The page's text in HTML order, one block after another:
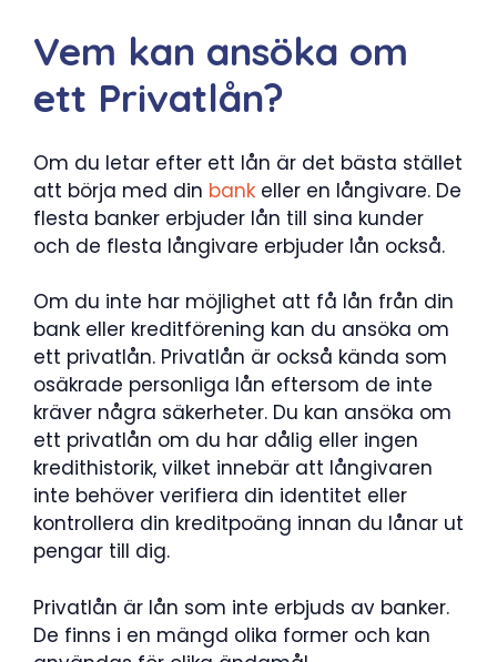
Vem kan ansöka om
ett Privatlån?
Om du letar efter ett lån är det bästa stället
att börja med din bank eller en långivare. De
flesta banker erbjuder lån till sina kunder
och de flesta långivare erbjuder lån också.
Om du inte har möjlighet att få lån från din
bank eller kreditförening kan du ansöka om
ett privatlån. Privatlån är också kända som
osäkrade personliga lån eftersom de inte
kräver några säkerheter. Du kan ansöka om
ett privatlån om du har dålig eller ingen
kredithistorik, vilket innebär att långivaren
inte behöver verifiera din identitet eller
kontrollera din kreditpoäng innan du lånar ut
pengar till dig.
Privatlån är lån som inte erbjuds av banker.
De finns i en mängd olika former och kan